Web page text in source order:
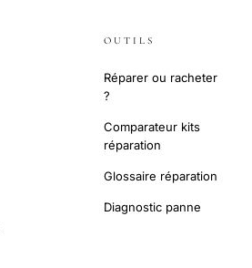
OUTILS
Réparer ou racheter
?
Comparateur kits
réparation
Glossaire réparation
Diagnostic panne